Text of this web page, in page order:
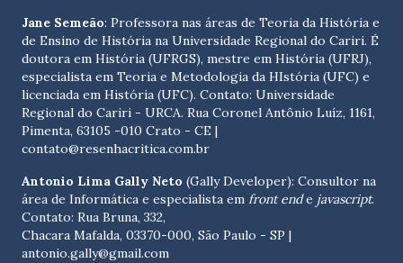
Jane Semeão: Professora nas áreas de Teoria da História e
de Ensino de História na Universidade Regional do Cariri. É
doutora em História (UFRGS), mestre em História (UFRJ),
especialista em Teoria e Metodologia da HIstória (UFC) e
licenciada em História (UFC). Contato: Universidade
Regional do Cariri - URCA. Rua Coronel Antônio Luíz, 1161,
Pimenta, 63105 -010 Crato - CE |
contato@resenhacritica.com.br
Antonio Lima Gally Neto (Gally Developer): Consultor na
área de Informática e especialista em front ende javascript.
Contato: Rua Bruna, 332,
Chacara Mafalda, 03370-000, São Paulo - SP |
antonio.gally@gmail.com